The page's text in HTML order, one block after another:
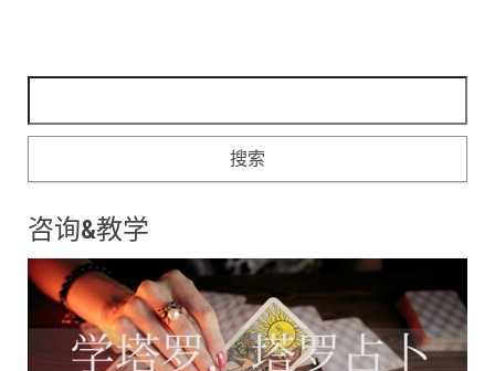
咨询&教学